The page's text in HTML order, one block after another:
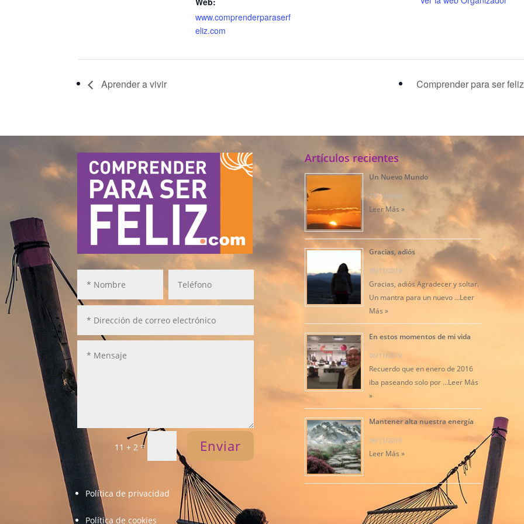
www.comprenderparaserf
eliz.com
Aprender a vivir Comprender para ser
11 + 2 = Enviar
Política de privacidad
Política de cookies
Artículos recientes
Un Nuevo Mundo
23/01/2020
Leer Más »
Gracias, adiós
06/11/2019
Gracias, adiós Agradecer y soltar.
Un mantra para un nuevo …Leer
Más »
En estos momentos de mi vida
06/11/2019
Recuerdo que en enero de 2016
iba paseando solo por …Leer Más
»
Mantener alta nuestra energía
06/11/2019
Leer Más »